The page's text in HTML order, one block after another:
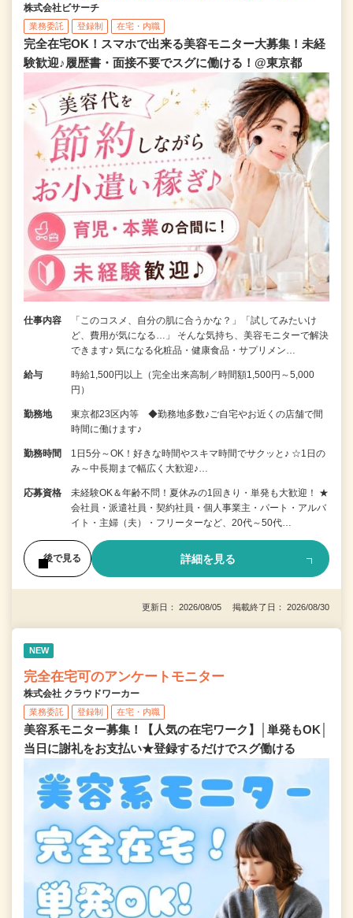
株式会社ビサーチ
業務委託 登録制 在宅・内職
完全在宅OK！スマホで出来る美容モニター大募集！未経
験歓迎♪履歴書・面接不要でスグに働ける！@東京都
仕事内容
「このコスメ、自分の肌に合うかな？」「試してみたいけ
ど、費用が気になる…」 そんな気持ち、美容モニターで解決
できます♪ 気になる化粧品・健康食品・サプリメン…
給与
時給1,500円以上（完全出来高制／時間額1,500円～5,000
円）
勤務地
東京都23区内等 ◆勤務地多数♪ご自宅やお近くの店舗で間
時間に働けます♪
勤務時間
1日5分～OK！好きな時間やスキマ時間でサクッと♪ ☆1日の
み～中長期まで幅広く大歓迎♪…
応募資格
未経験OK＆年齢不問！夏休みの1回きり・単発も大歓迎！ ★
会社員・派遣社員・契約社員・個人事業主・パート・アルバ
イト・主婦（夫）・フリーターなど、20代～50代…
後で見る 詳細を見る
更新日： 2026/08/05 掲載終了日： 2026/08/30
NEW
完全在宅可のアンケートモニター
株式会社 クラウドワーカー
業務委託 登録制 在宅・内職
美容系モニター募集！【人気の在宅ワーク】│単発もOK│
当日に謝礼をお支払い★登録するだけでスグ働ける